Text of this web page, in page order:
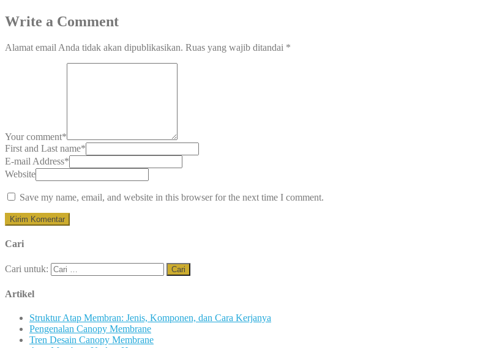
Write a Comment
Alamat email Anda tidak akan dipublikasikan. Ruas yang wajib ditandai *
Your comment*
First and Last name*
E-mail Address*
Website
Save my name, email, and website in this browser for the next time I comment.
Cari
Cari untuk:
Artikel
Struktur Atap Membran: Jenis, Komponen, dan Cara Kerjanya
Pengenalan Canopy Membrane
Tren Desain Canopy Membrane